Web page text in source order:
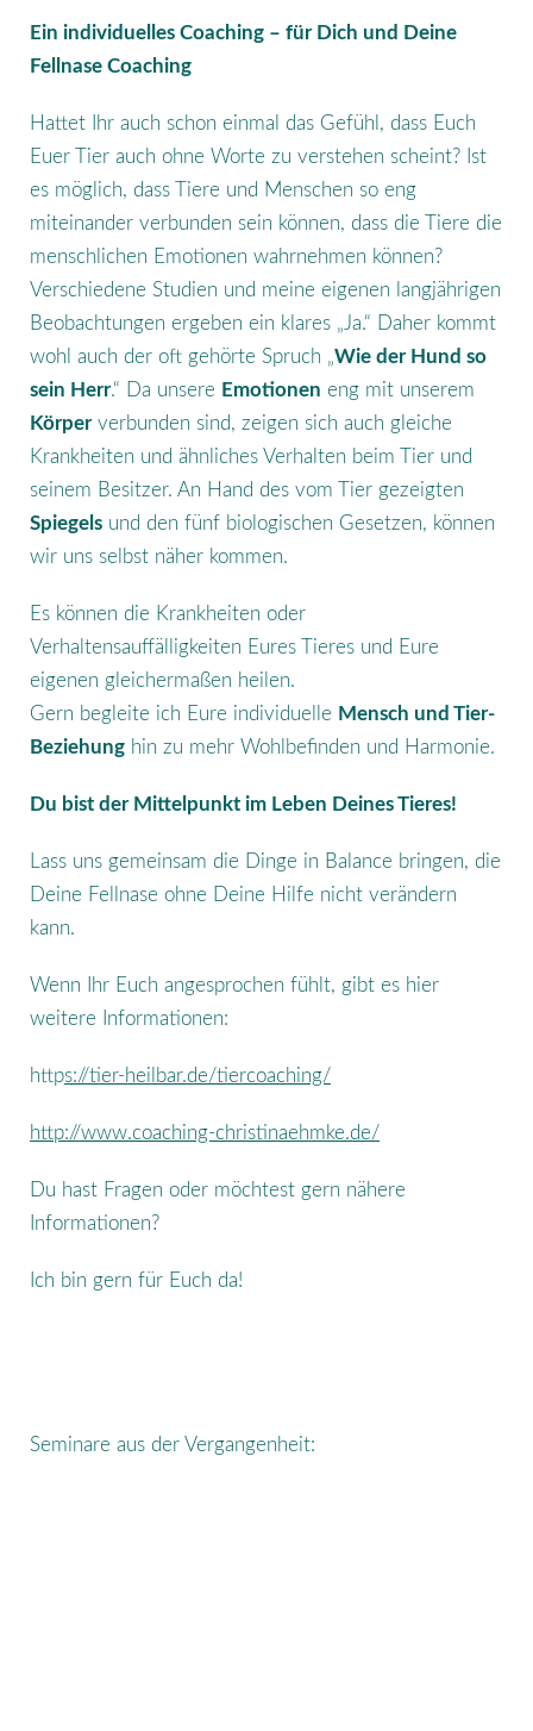
Ein individuelles Coaching – für Dich und Deine
Fellnase Coaching
Hattet Ihr auch schon einmal das Gefühl, dass Euch
Euer Tier auch ohne Worte zu verstehen scheint? Ist
es möglich, dass Tiere und Menschen so eng
miteinander verbunden sein können, dass die Tiere die
menschlichen Emotionen wahrnehmen können?
Verschiedene Studien und meine eigenen langjährigen
Beobachtungen ergeben ein klares „Ja.“ Daher kommt
wohl auch der oft gehörte Spruch „Wie der Hund so
sein Herr.“ Da unsere Emotionen eng mit unserem
Körperverbunden sind, zeigen sich auch gleiche
Krankheiten und ähnliches Verhalten beim Tier und
seinem Besitzer. An Hand des vom Tier gezeigten
Spiegels und den fünf biologischen Gesetzen, können
wir uns selbst näher kommen.
Es können die Krankheiten oder
Verhaltensauffälligkeiten Eures Tieres und Eure
eigenen gleichermaßen heilen.
Gern begleite ich Eure individuelle Mensch und Tier-
Beziehung hin zu mehr Wohlbefinden und Harmonie.
Du bist der Mittelpunkt im Leben Deines Tieres!
Lass uns gemeinsam die Dinge in Balance bringen, die
Deine Fellnase ohne Deine Hilfe nicht verändern
kann.
Wenn Ihr Euch angesprochen fühlt, gibt es hier
weitere Informationen:
https://tier-heilbar.de/tiercoaching/
http://www.coaching-christinaehmke.de/
Du hast Fragen oder möchtest gern nähere
Informationen?
Ich bin gern für Euch da!
Seminare aus der Vergangenheit: